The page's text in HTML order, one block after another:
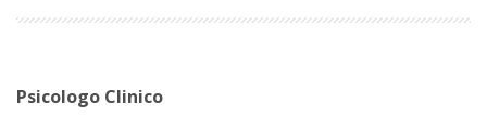
Psicologo Clinico